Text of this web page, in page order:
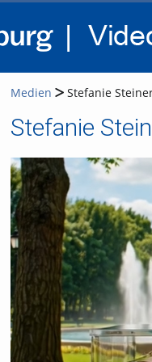
Medien Stefanie
Stefanie